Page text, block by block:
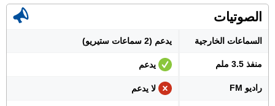
الصوتيات
السماعات الخارجية يدعم (2 سماعات ستيريو)
منفذ 3.5 ملم يدعم
راديو FM لا يدعم